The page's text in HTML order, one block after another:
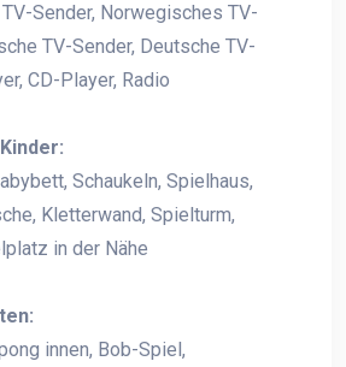
Sender, Norwegisches TV-
TV-Sender, Deutsche TV-
CD-Player, Radio
Schaukeln, Spielhaus,
Kletterwand, Spielturm,
in der Nähe
innen, Bob-Spiel,